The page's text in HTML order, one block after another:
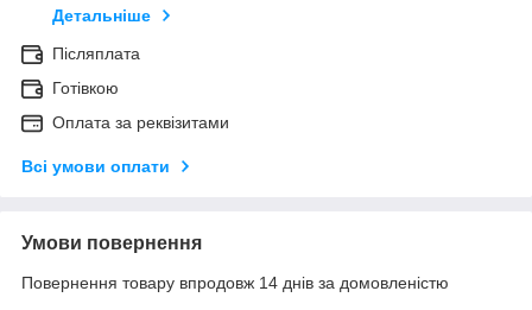
Детальніше
Післяплата
Готівкою
Оплата за реквізитами
Всі умови оплати
Умови повернення
Повернення товару впродовж 14 днів за домовленістю